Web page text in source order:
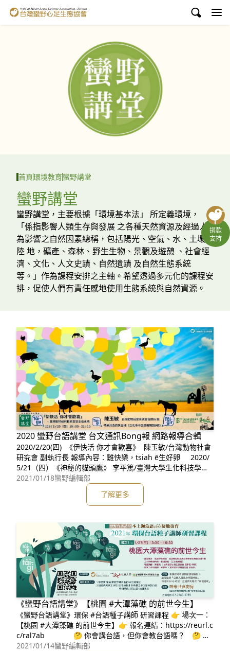
台灣蠻野心足生態協會
臉書
YouTube
捐款
支持
首頁環境教育蠻野講堂
蠻野講堂
蠻野講堂，主要根據「環境基本法」 所定義環境，
「係指影響人類生存與發展 之各種天然資源及經過人
為影響之自然因素總稱，包括陽光、空氣、水、土壤、
陸 地，礦產、森林、野生生物、景觀及遊憩 、社會經
濟、文化、人文史蹟、自然遺蹟 及自然生態系統
等。」作為課程安排之主軸。希望透過多元化的課程安
排，促使人們有責任感地使用生態系統與自然資源。
2020 蠻野台語講堂 台文通訊Bong報 網路報導合輯
2020/2/20(四) 《伊快活 你才會歡喜》 陳玉敏/台灣動物社會
研究會 副執行長 報導內容：雞快樂，tsiah ē生好卵 2020/
5/21（四）《神秘的貓頭鷹》 李平篤/臺灣大學生化科技學系
2021/01/18蠻野編輯部
了解更多
《蠻野台語講堂》【桃園 #大潭藻礁 的前世今生】
《蠻野台語講堂》環保 #台語種子講師 研習課程 👉 場次一：
【桃園 #大潭藻礁 的前世今生】👉 報名連結：https://reurl.c
c/ral7ab 🤔 你會講台語，但你會教台語嗎？ 🤔 你
知道怎麼用「劇場遊戲」設計 #台語教案嗎？ 🤔 你想過怎麼
2021/01/14蠻野編輯部